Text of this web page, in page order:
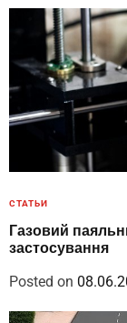
СТАТЬИ
Газовий
застосування
Posted on